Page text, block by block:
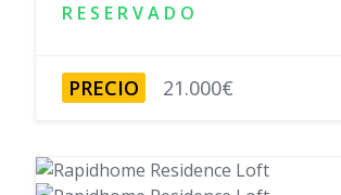
R E S E R V A D O
PRECIO 21.000€